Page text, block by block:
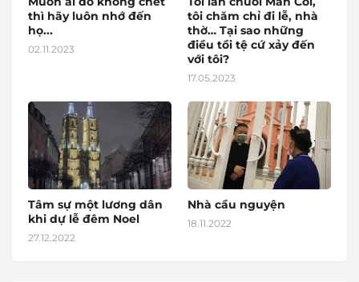
thì hãy luôn nhớ đến
họ...
02.11.2023
tôi chăm chỉ đi lễ, nhà
thờ… Tại sao những
điều tồi tệ cứ xảy đến
với tôi?
17.05.2023
Tâm sự một lương dân
khi dự lễ đêm Noel
27.12.2022
Nhà cầu nguyện
18.11.2022